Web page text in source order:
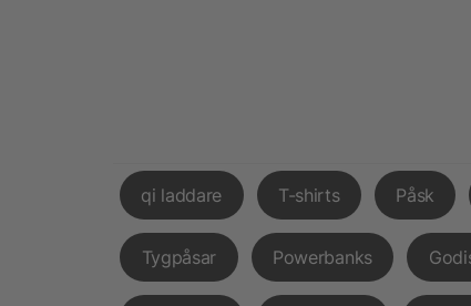
qi laddare T-shirts Påsk
Tygpåsar Powerbanks